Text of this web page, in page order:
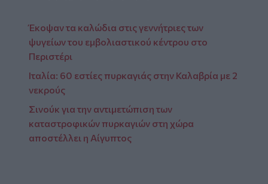
Έκοψαν τα καλώδια στις γεννήτριες των
ψυγείων του εμβολιαστικού κέντρου στο
Περιστέρι
Ιταλία: 60 εστίες πυρκαγιάς στην Καλαβρία με 2
νεκρούς
Σινούκ για την αντιμετώπιση των
καταστροφικών πυρκαγιών στη χώρα
αποστέλλει η Αίγυπτος